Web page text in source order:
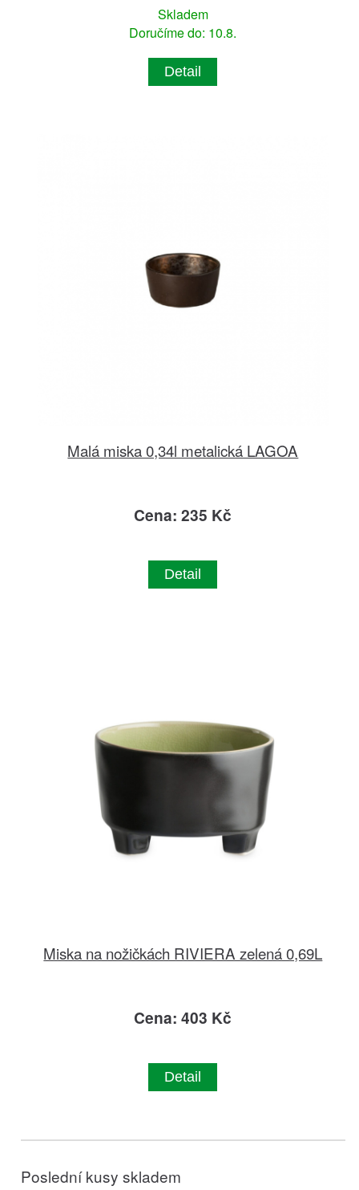
Skladem
Doručíme do: 10.8.
Detail
Malá miska 0,34l metalická LAGOA
Cena: 235 Kč
Detail
Miska na nožičkách RIVIERA zelená 0,69L
Cena: 403 Kč
Detail
Poslední kusy skladem